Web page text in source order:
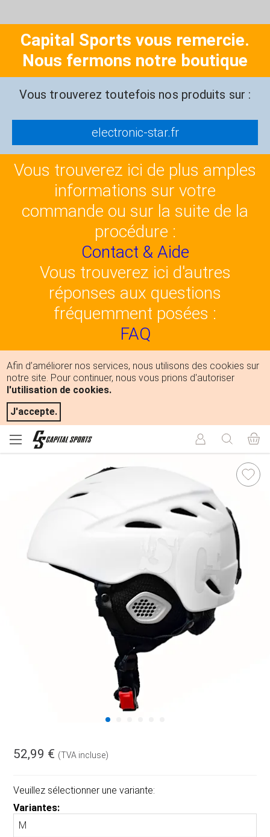
Capital Sports vous remercie.
Nous fermons notre boutique
Vous trouverez toutefois nos produits sur :
electronic-star.fr
Vous trouverez ici de plus amples
informations sur votre
commande ou sur la suite de la
procédure :
Contact & Aide
Vous trouverez ici d'autres
réponses aux questions
fréquemment posées :
FAQ
Afin d’améliorer nos services, nous utilisons des cookies sur
notre site. Pour continuer, nous vous prions d'autoriser
l'utilisation de cookies.
J'accepte.
52,99 € (TVA incluse)
Veuillez sélectionner une variante:
Variantes: